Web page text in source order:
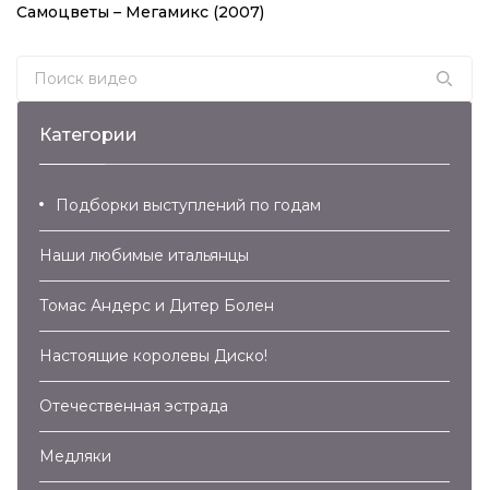
Самоцветы – Мегамикс (2007)
Search for:
Категории
Подборки выступлений по годам
Наши любимые итальянцы
Томас Андерс и Дитер Болен
Настоящие королевы Диско!
Отечественная эстрада
Медляки